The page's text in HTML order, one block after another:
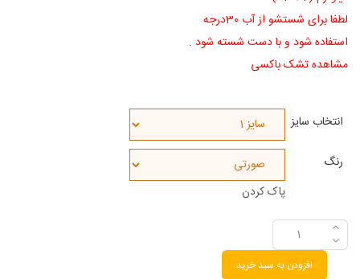
لطفا برای شستشو از آب 30درجه
استفاده شود و با دست شسته شود .
مشاهده تشک باکسی
انتخاب سایز
رنگ
پاک کردن
افزودن به سبد خرید